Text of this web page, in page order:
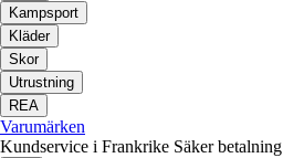
Kampsport
Kläder
Skor
Utrustning
REA
Varumärken
Kundservice i Frankrike Säker betalning